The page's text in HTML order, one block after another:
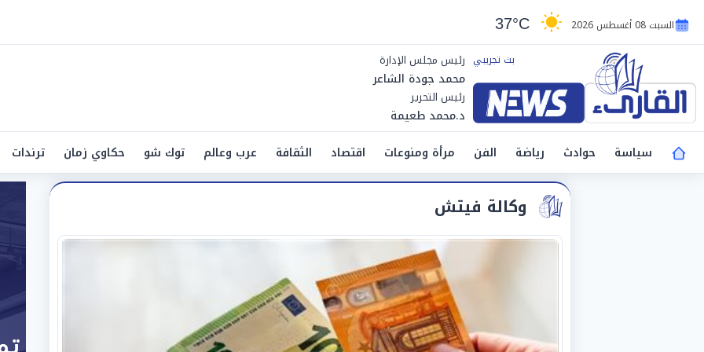
السبت 08 أغسطس 2026 37°C
رئيس مجلس الإدارة
محمد جودة الشاعر
رئيس التحرير
د.محمد طعيمة
سياسة
حوادث رياضة الفن مرأة ومنوعات اقتصاد الثقافة عرب وعالم توك شو حكاوي زمان ترندات
وكالة فيتش